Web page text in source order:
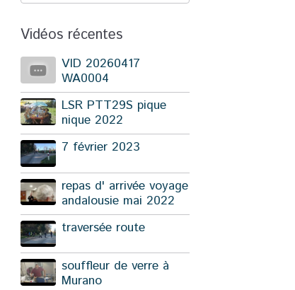
Vidéos récentes
VID 20260417
WA0004
LSR PTT29S pique
nique 2022
7 février 2023
repas d' arrivée voyage
andalousie mai 2022
traversée route
souffleur de verre à
Murano